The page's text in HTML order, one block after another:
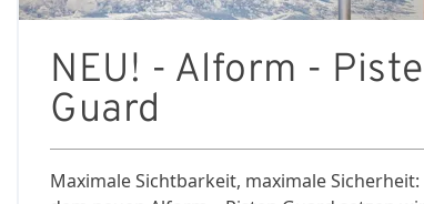
NEU! - Alform -
Guard
Maximale Sichtbarkeit, maximale